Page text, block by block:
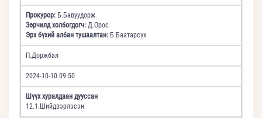
Прокурор: Б.Бавуудорж
Зөрчилд холбогдогч: Д.Орос
Эрх бүхий албан тушаалтан: Б.Баатарсүх
П.Доржбал
2024-10-10 09:50
Шүүх хуралдаан дууссан
12.1.Шийдвэрлэсэн